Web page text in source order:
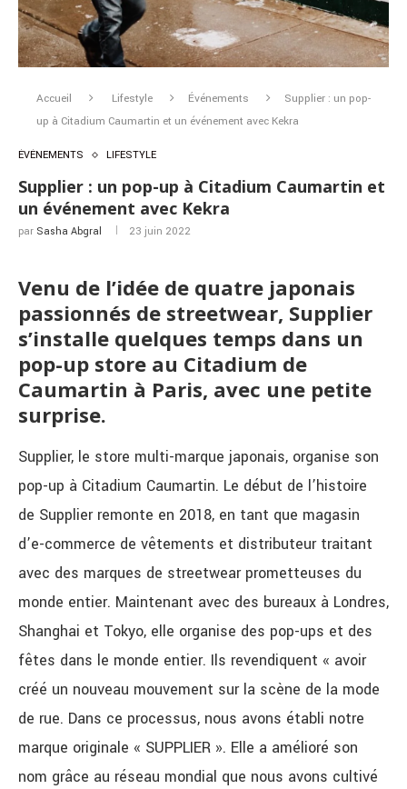
Accueil Lifestyle Événements
Supplier : un pop-
up à Citadium Caumartin et un événement avec Kekra
ÉVÉNEMENTS LIFESTYLE
Supplier : un pop-up à Citadium Caumartin et
un événement avec Kekra
par Sasha Abgral 23 juin 2022
Venu de l’idée de quatre japonais
passionnés de streetwear, Supplier
s’installe quelques temps dans un
pop-up store au Citadium de
Caumartin à Paris, avec une petite
surprise.
Supplier, le store multi-marque japonais, organise son
pop-up à Citadium Caumartin. Le début de l’histoire
de Supplier remonte en 2018, en tant que magasin
d’e-commerce de vêtements et distributeur traitant
avec des marques de streetwear prometteuses du
monde entier. Maintenant avec des bureaux à Londres,
Shanghai et Tokyo, elle organise des pop-ups et des
fêtes dans le monde entier. Ils revendiquent « avoir
créé un nouveau mouvement sur la scène de la mode
de rue. Dans ce processus, nous avons établi notre
marque originale « SUPPLIER ». Elle a amélioré son
nom grâce au réseau mondial que nous avons cultivé